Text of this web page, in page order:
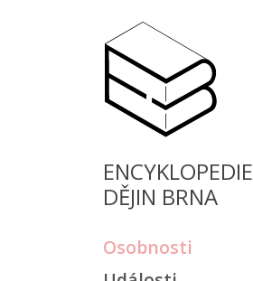
ENCYKLOPEDIE
DĚJIN BRNA
Osobnosti